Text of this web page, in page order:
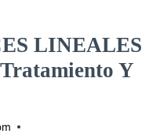
LINEALES
Y